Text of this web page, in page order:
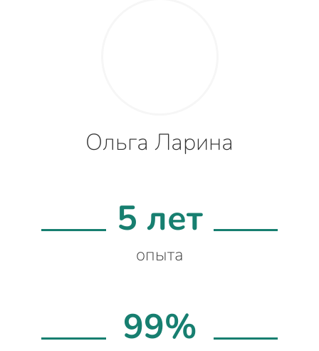
Ольга Ларина
5 лет
опыта
99%